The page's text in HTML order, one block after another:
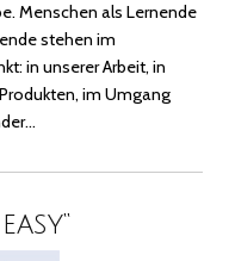
Menschen als Lernende
stehen im
in unserer Arbeit, in
im Umgang